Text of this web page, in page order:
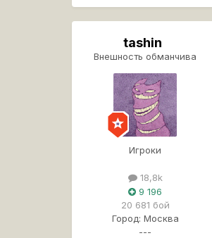
tashin
Внешность обманчива
Игроки
18,8k
9 196
20 681 бой
Город: Москва
---